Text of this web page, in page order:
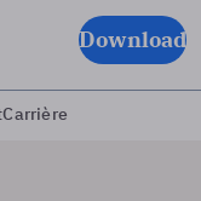
Download
Carrière